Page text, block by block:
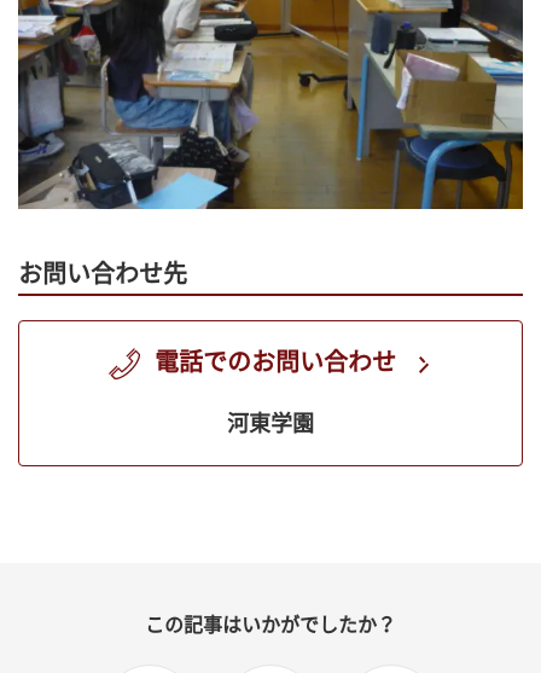
お問い合わせ先
電話でのお問い合わせ
河東学園
この記事はいかがでしたか？